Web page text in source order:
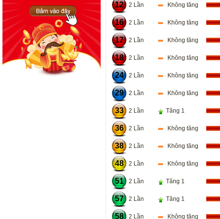
12 2 Lần Không tăng
16 2 Lần Không tăng
17 2 Lần Không tăng
18 2 Lần Không tăng
24 2 Lần Không tăng
29 2 Lần Không tăng
33 2 Lần Tăng 1
36 2 Lần Không tăng
38 2 Lần Không tăng
48 2 Lần Không tăng
51 2 Lần Tăng 1
57 2 Lần Tăng 1
58 2 Lần Không tăng